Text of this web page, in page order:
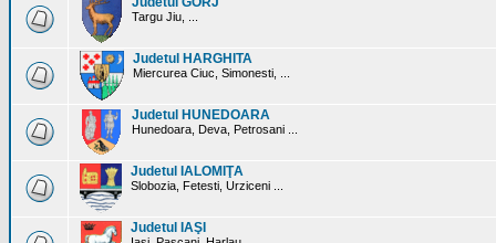
Targu Jiu, ...
Judetul HARGHITA
Miercurea Ciuc, Simonesti, ...
Judetul HUNEDOARA
Hunedoara, Deva, Petrosani ...
Judetul IALOMIŢA
Slobozia, Fetesti, Urziceni ...
Judetul IAŞI